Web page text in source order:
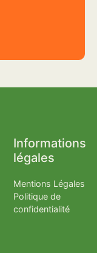
Informations
légales
Mentions Légales
Politique de
confidentialité